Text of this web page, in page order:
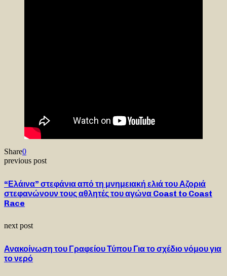
Share0
previous post
“Ελάινα” στεφάνια από τη μνημειακή ελιά του Αζοριά
στεφανώνουν τους αθλητές του αγώνα Coast to Coast
Race
next post
Ανακοίνωση του Γραφείου Τύπου Για το σχέδιο νόμου για
το νερό